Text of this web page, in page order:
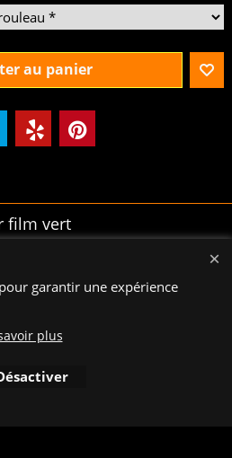
au panier
film vert
DEL-HGR10,
en ligne créés
avec le logiciel
garantir une expérience
plus